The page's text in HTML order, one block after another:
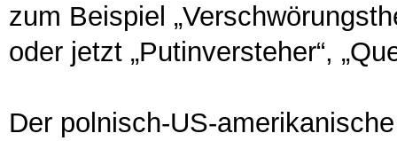
zum Beispiel
oder jetzt „Putinversteher“,
Der polnisch-US-